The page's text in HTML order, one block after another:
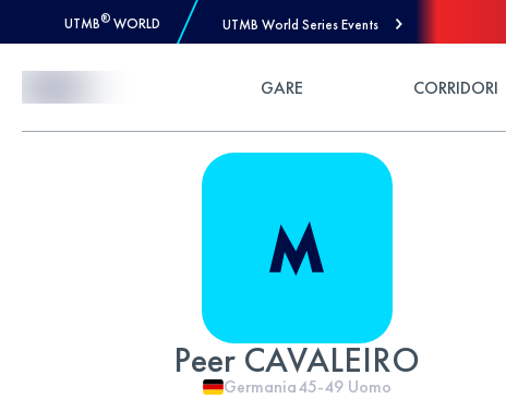
UTMB® WORLD UTMB World Series Events
GARE CORRIDORI
Peer CAVALEIRO
Germania45-49 Uomo